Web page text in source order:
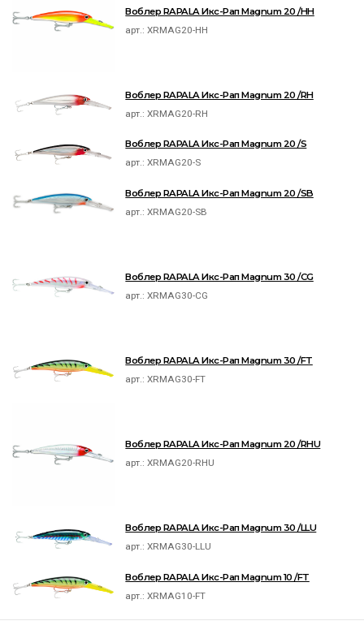
Воблер RAPALA Икс-Рап Magnum 20 /HH
арт.:XRMAG20-HH
Воблер RAPALA Икс-Рап Magnum 20 /RH
арт.:XRMAG20-RH
Воблер RAPALA Икс-Рап Magnum 20 /S
арт.:XRMAG20-S
Воблер RAPALA Икс-Рап Magnum 20 /SB
арт.:XRMAG20-SB
Воблер RAPALA Икс-Рап Magnum 30 /CG
арт.:XRMAG30-CG
Воблер RAPALA Икс-Рап Magnum 30 /FT
арт.:XRMAG30-FT
Воблер RAPALA Икс-Рап Magnum 20 /RHU
арт.:XRMAG20-RHU
Воблер RAPALA Икс-Рап Magnum 30 /LLU
арт.:XRMAG30-LLU
Воблер RAPALA Икс-Рап Magnum 10 /FT
арт.:XRMAG10-FT